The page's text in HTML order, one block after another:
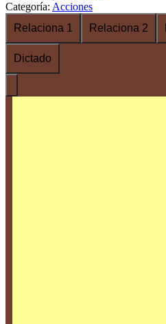
Categoría: Acciones
Relaciona 1
Relaciona 2
Dictado